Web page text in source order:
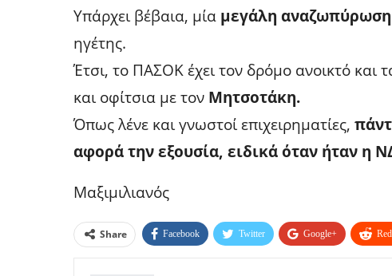
Υπάρχει βέβαια, μία μεγάλη αναζωπύρωση
ηγέτης.
Έτσι, το ΠΑΣΟΚ έχει τον δρόμο ανοικτό και
και οφίτσια με τον Μητσοτάκη.
Όπως λένε και γνωστοί επιχειρηματίες,
αφορά την εξουσία, ειδικά όταν ήταν η
Μαξιμιλιανός
Share Facebook Twitter Google+